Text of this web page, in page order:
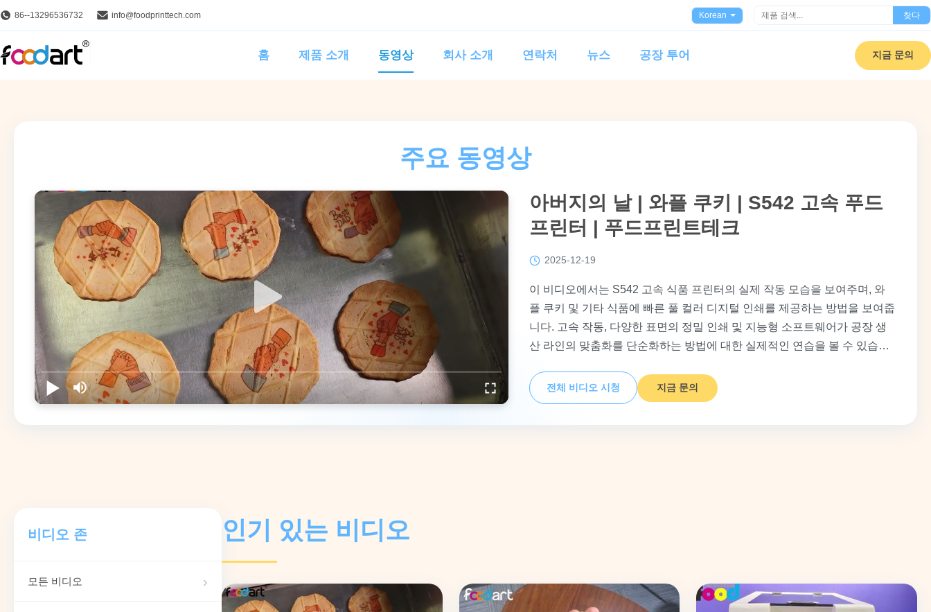
86--13296536732 info@foodprinttech.com Korean 찾다
홈 제품 소개 동영상 회사 소개 연락처 뉴스 공장 투어 지금 문의
주요 동영상
아버지의 날 | 와플 쿠키 | S542 고속 푸드
프린터 | 푸드프린트테크
2025-12-19
이 비디오에서는 S542 고속 식품 프린터의 실제 작동 모습을 보여주며, 와
플 쿠키 및 기타 식품에 빠른 풀 컬러 디지털 인쇄를 제공하는 방법을 보여줍
니다. 고속 작동, 다양한 표면의 정밀 인쇄 및 지능형 소프트웨어가 공장 생
산 라인의 맞춤화를 단순화하는 방법에 대한 실제적인 연습을 볼 수 있습니
전체 비디오 시청 지금 문의
비디오 존
모든 비디오
인기 있는 비디오